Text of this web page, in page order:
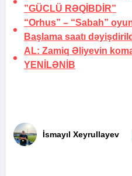
”GÜCLÜ RƏQİBDİR”
“Orhus” – “Sabah”
Başlama saatı
AL: Zamiq Əliyevin
YENİLƏNİB
İsmayıl Xeyrullayev